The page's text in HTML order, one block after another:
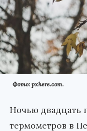
Фото: pxhere.com.
Ночью двадцать
термометров в